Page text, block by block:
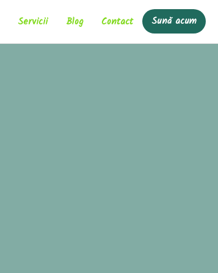
Servicii Blog Contact Sună acum